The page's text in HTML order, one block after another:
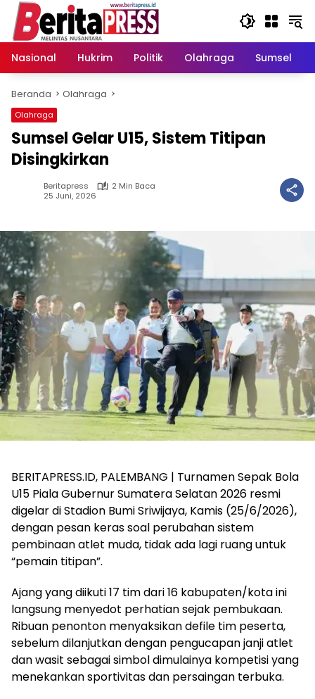
Langsung
konten
Nasional
Hukrim Politik Olahraga Sumsel
Beranda Olahraga
Olahraga
Sumsel Gelar U15, Sistem Titipan
Disingkirkan
Beritapress
2 Min Baca
25 Juni, 2026
BERITAPRESS.ID, PALEMBANG | Turnamen Sepak Bola
U15 Piala Gubernur Sumatera Selatan 2026 resmi
digelar di Stadion Bumi Sriwijaya, Kamis (25/6/2026),
dengan pesan keras soal perubahan sistem
pembinaan atlet muda, tidak ada lagi ruang untuk
“pemain titipan”.
Ajang yang diikuti 17 tim dari 16 kabupaten/kota ini
langsung menyedot perhatian sejak pembukaan.
Ribuan penonton menyaksikan defile tim peserta,
sebelum dilanjutkan dengan pengucapan janji atlet
dan wasit sebagai simbol dimulainya kompetisi yang
menekankan sportivitas dan persaingan terbuka.